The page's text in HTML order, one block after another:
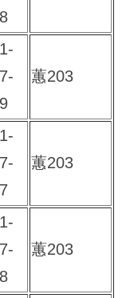
蕙203
蕙203
蕙203